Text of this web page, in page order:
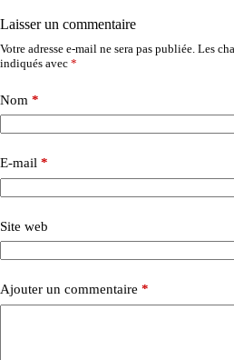
Laisser un commentaire
Votre adresse e-mail ne sera pas publiée. Les
indiqués avec *
Nom *
E-mail *
Site web
Ajouter un commentaire *